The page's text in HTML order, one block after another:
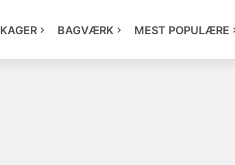
KAGER BAGVÆRK MEST POPULÆRE